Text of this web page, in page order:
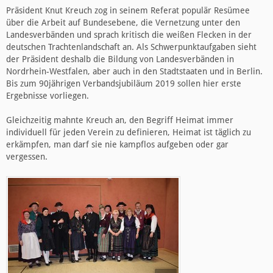
Präsident Knut Kreuch zog in seinem Referat populär Resümee
über die Arbeit auf Bundesebene, die Vernetzung unter den
Landesverbänden und sprach kritisch die weißen Flecken in der
deutschen Trachtenlandschaft an. Als Schwerpunktaufgaben sieht
der Präsident deshalb die Bildung von Landesverbänden in
Nordrhein-Westfalen, aber auch in den Stadtstaaten und in Berlin.
Bis zum 90jährigen Verbandsjubiläum 2019 sollen hier erste
Ergebnisse vorliegen.
Gleichzeitig mahnte Kreuch an, den Begriff Heimat immer
individuell für jeden Verein zu definieren, Heimat ist täglich zu
erkämpfen, man darf sie nie kampflos aufgeben oder gar
vergessen.